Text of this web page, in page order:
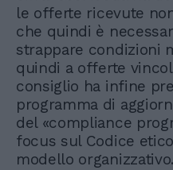
le offerte ricevute
che quindi è
strappare condizioni
quindi a offerte
consiglio ha infine
programma di
del «compliance
focus sul Codice
modello organizzativo.